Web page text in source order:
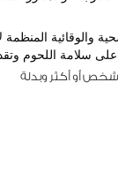
سلامة اللحوم